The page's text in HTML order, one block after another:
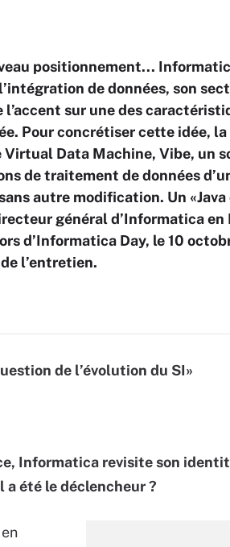
positionnement...
de données, son
sur une des
Pour concrétiser cette idée, la
Data Machine, Vibe, un
de traitement de données
autre modification. Un «Java
général d’Informatica en
d’Informatica Day, le 10
l’entretien.
de l’évolution du SI»
Informatica revisite son
été le déclencheur ?